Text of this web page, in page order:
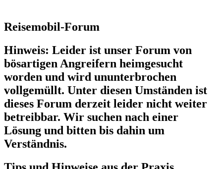
Reisemobil-Forum
Hinweis: Leider ist unser Forum von
bösartigen Angreifern heimgesucht
worden und wird ununterbrochen
vollgemüllt. Unter diesen Umständen ist
dieses Forum derzeit leider nicht weiter
betreibbar. Wir suchen nach einer
Lösung und bitten bis dahin um
Verständnis.